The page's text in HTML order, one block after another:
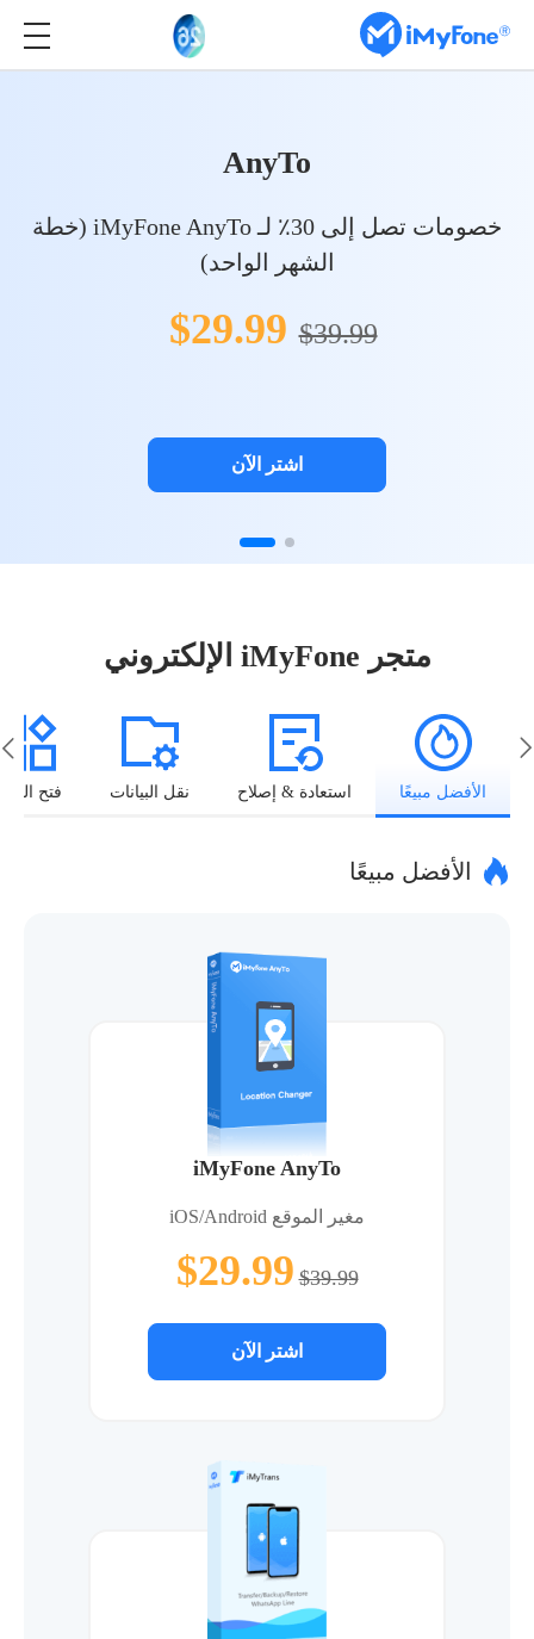
AnyTo
خصومات تصل إلى 30٪ لـ iMyFone AnyTo (خطة
الشهر الواحد)
$29.99 $39.99
اشتر الآن
متجر iMyFone الإلكتروني
الأفضل مبيعًا استعادة & إصلاح نقل البيانات فتح
الأفضل مبيعًا
iMyFone AnyTo
مغير الموقع iOS/Android
$29.99 $39.99
اشتر الآن